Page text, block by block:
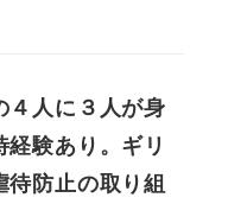
４人に３人が身
経験あり。ギリ
待防止の取り組